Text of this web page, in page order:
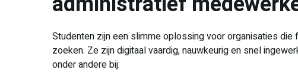
Studenten zijn een slimme oplossing voor organisaties
zoeken. Ze zijn digitaal vaardig, nauwkeurig en snel
onder andere bij: